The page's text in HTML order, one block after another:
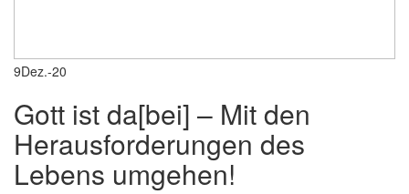
9Dez.-20
Gott ist da[bei] – Mit den
Herausforderungen des
Lebens umgehen!